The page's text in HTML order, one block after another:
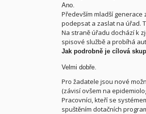
Ano.
Především mladší
podepsat a zaslat na úřad.
Na straně úřadu dochází k
spisové službě a probíhá
Jak podrobně je cílová
Velmi dobře.
Pro žadatele jsou nové
(závisí ovšem na
Pracovníci, kteří se
spuštěním dotačních